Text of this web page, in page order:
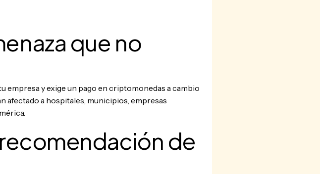
que no
empresa y exige un pago en criptomonedas a cambio
afectado a hospitales, municipios, empresas
recomendación de